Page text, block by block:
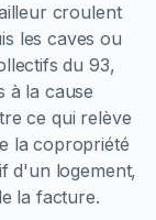
croulent
les caves ou
du 93,
à la cause
ce qui relève
la copropriété
d'un logement,
la facture.